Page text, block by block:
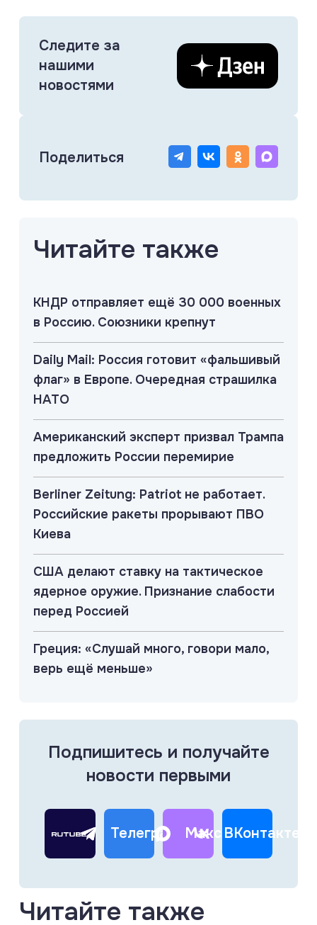
Следите за
нашими
новостями
Поделиться
Читайте также
КНДР отправляет ещё 30 000 военных
в Россию. Союзники крепнут
Daily Mail: Россия готовит «фальшивый
флаг» в Европе. Очередная страшилка
НАТО
Американский эксперт призвал Трампа
предложить России перемирие
Berliner Zeitung: Patriot не работает.
Российские ракеты прорывают ПВО
Киева
США делают ставку на тактическое
ядерное оружие. Признание слабости
перед Россией
Греция: «Слушай много, говори мало,
верь ещё меньше»
Подпишитесь и получайте
новости первыми
Телеграм Макс ВКонтакте
Читайте также